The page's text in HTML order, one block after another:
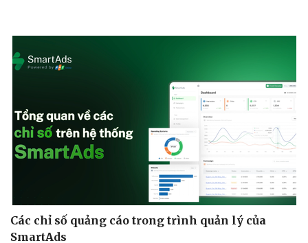
Các chỉ số quảng cáo trong trình quản lý của
SmartAds